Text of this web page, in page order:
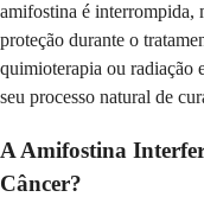
amifostina é interrompida,
proteção durante o
quimioterapia ou radiação
seu processo natural de
A Amifostina
Câncer?